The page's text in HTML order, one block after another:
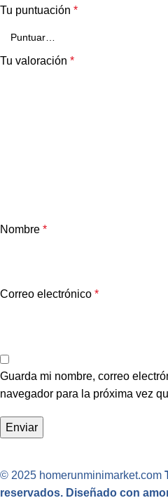
Tu puntuación *
Tu valoración *
Nombre *
Correo electrónico *
Guarda mi nombre, correo
navegador para la próxima vez
© 2025 homerunminimarket.com
reservados. Diseñado con